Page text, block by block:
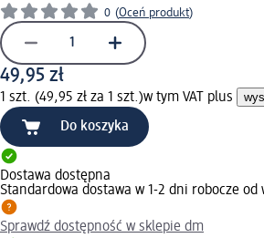
0 (Oceń produkt)
49,95 zł
1 szt. (49,95 zł za 1 szt.)w tym VAT plus
Do koszyka
Dostawa dostępna
Standardowa dostawa w 1-2 dni robocze od
Sprawdź dostępność w sklepie dm